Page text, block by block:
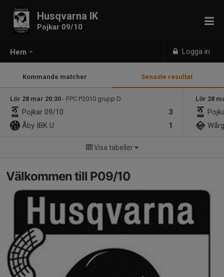
Hem Logga in
Husqvarna IK
Pojkar 09/10
Kommande matcher Senaste resultat
Lör 28 mar 20:30 - FPC P2010 grupp D
3
Pojkar 09/10
1
Åby IBK U
Lör 28
Visa tabeller
Välkommen till P09/10